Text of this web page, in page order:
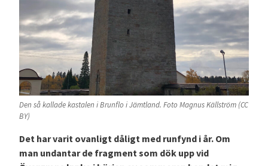
Den så kallade kastalen i Brunflo i Jämtland. Foto Magnus Källström (CC
BY)
Det har varit ovanligt dåligt med runfynd i år. Om
man undantar de fragment som dök upp vid